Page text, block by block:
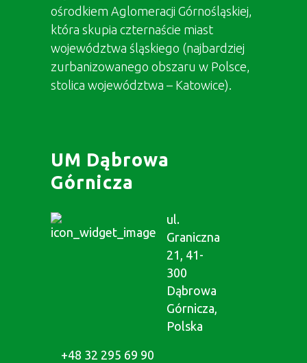
ośrodkiem Aglomeracji Górnośląskiej,
która skupia czternaście miast
województwa śląskiego (najbardziej
zurbanizowanego obszaru w Polsce,
stolica województwa – Katowice).
UM Dąbrowa
Górnicza
ul.
Graniczna
21, 41-
300
Dąbrowa
Górnicza,
Polska
+48 32 295 69 90